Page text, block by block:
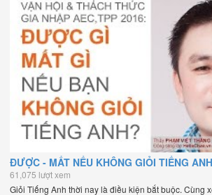
ĐƯỢC - MẤT NẾU KHÔNG GIỎI TIẾNG
61,075 lượt xem
Giỏi Tiếng Anh thời nay là điều kiện bắt buộc. Cùng